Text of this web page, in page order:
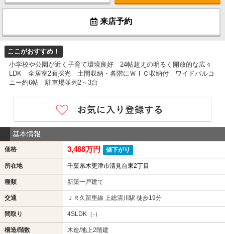
来店予約
ここがおすすめ！
小学校や公園が近く子育て環境良好 24帖超えの明るく開放的な広々
LDK 全居室2面採光 土間収納・各階にＷＩＣ収納付 ワイドバルコ
ニー約6帖 駐車場並列2～3台
基本情報
価格 3,488万円 値下がり
所在地 千葉県木更津市清見台東2丁目
種類 新築一戸建て
交通 ＪＲ久留里線 上総清川駅 徒歩19分
間取り 4SLDK（-）
構造/階数 木造/地上2階建